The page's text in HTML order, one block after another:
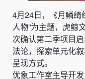
4月24日，《月鳞绮
人物”为主题，虎鲸
次确认第二季项目
法论，探索单元化
呈现方式。
优象工作室主导开